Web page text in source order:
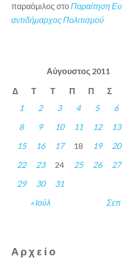
παραόμιλος στο Παραίτηση
αντιδήμαρχος Πολιτισμού
Αύγουστος 2011
Δ Τ Τ Π Π Σ
« Ιούλ Σεπ
1 2 3 4 5 6
8
9 10 11 12 13
15
16 17 18 19 20
22
23 24 25 26 27
29
30 31
Αρχείο